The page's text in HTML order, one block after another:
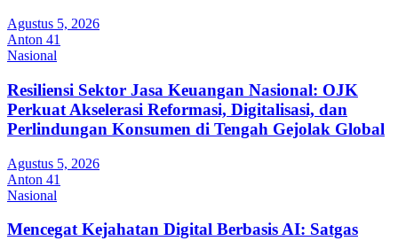
Agustus 5, 2026
Anton 41
Nasional
Resiliensi Sektor Jasa Keuangan Nasional: OJK
Perkuat Akselerasi Reformasi, Digitalisasi, dan
Perlindungan Konsumen di Tengah Gejolak Global
Agustus 5, 2026
Anton 41
Nasional
Mencegat Kejahatan Digital Berbasis AI: Satgas